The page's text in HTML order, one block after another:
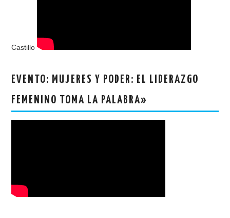
Castillo
EVENTO: MUJERES Y PODER: EL LIDERAZGO
FEMENINO TOMA LA PALABRA»